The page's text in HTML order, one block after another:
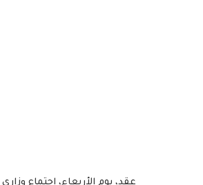
عقد، يوم الأربعاء، اجتماع